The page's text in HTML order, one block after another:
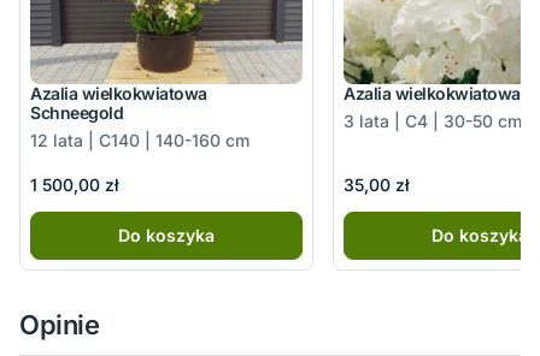
Azalia wielkokwiatowa
Schneegold
12 lata | C140 | 140-160 cm
1 500,00 zł
Do koszyka
Azalia wielkokwiatowa
3 lata | C4 | 30-50 cm
35,00 zł
Do koszyka
Opinie